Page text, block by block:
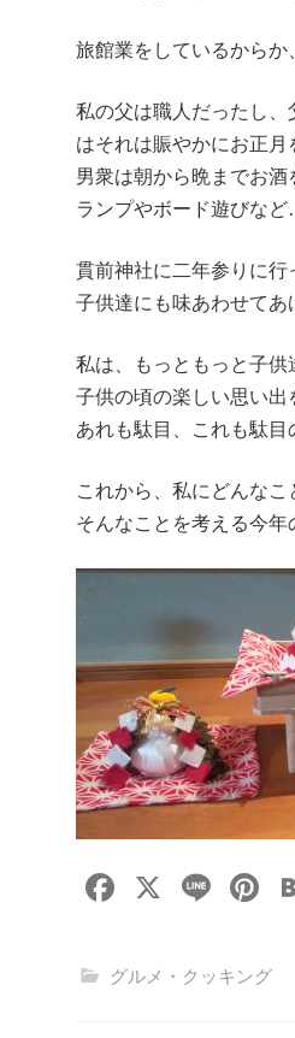
旅館業をしているからか
私の父は職人だったし
はそれは賑やかにお正月
男衆は朝から晩までお
ランプやボード遊びな
貫前神社に二年参りに行
子供達にも味あわせてあ
私は、もっともっと子供
子供の頃の楽しい思い出
あれも駄目、これも駄目
これから、私にどんなこ
そんなことを考える今年
F
c
X
Li
e
Pi
er
グルメ・クッキング